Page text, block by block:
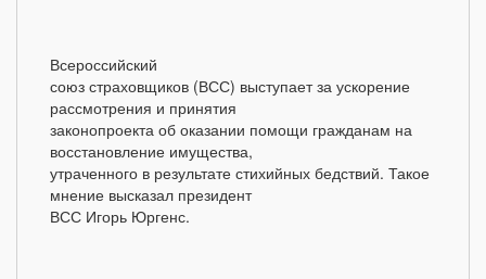
Всероссийский
союз страховщиков (ВСС) выступает за ускорение
рассмотрения и принятия
законопроекта об оказании помощи гражданам на
восстановление имущества,
утраченного в результате стихийных бедствий. Такое
мнение высказал президент
ВСС Игорь Юргенс.